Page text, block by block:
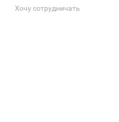
Хочу сотрудничать